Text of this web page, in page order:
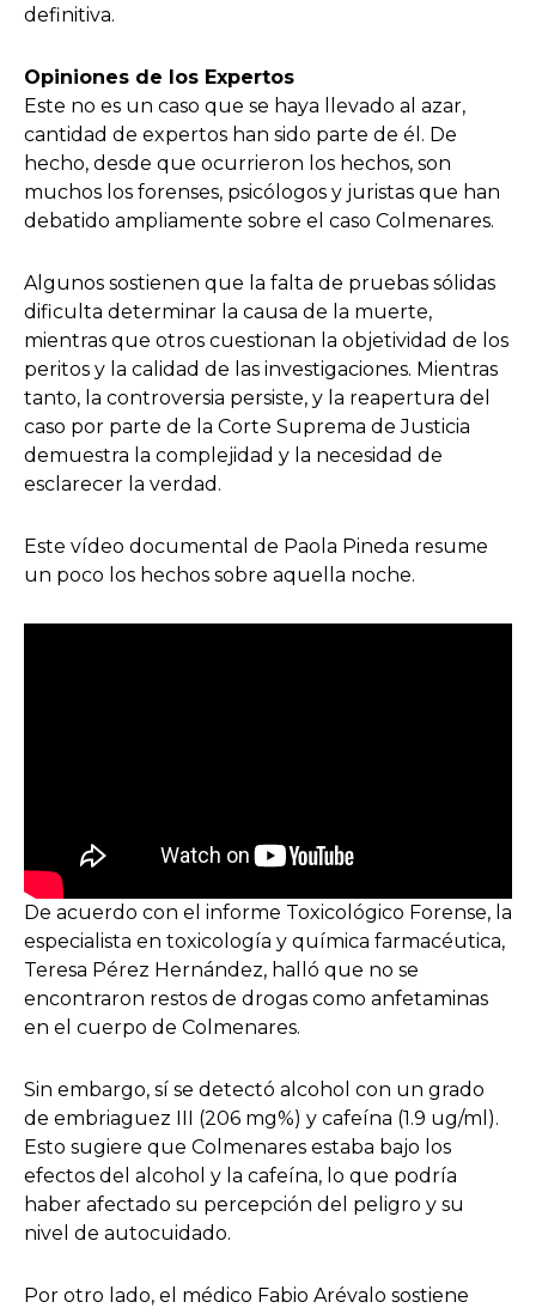
definitiva.
Opiniones de los Expertos
Este no es un caso que se haya llevado al azar,
cantidad de expertos han sido parte de él. De
hecho, desde que ocurrieron los hechos, son
muchos los forenses, psicólogos y juristas que han
debatido ampliamente sobre el caso Colmenares.
Algunos sostienen que la falta de pruebas sólidas
dificulta determinar la causa de la muerte,
mientras que otros cuestionan la objetividad de los
peritos y la calidad de las investigaciones. Mientras
tanto, la controversia persiste, y la reapertura del
caso por parte de la Corte Suprema de Justicia
demuestra la complejidad y la necesidad de
esclarecer la verdad.
Este vídeo documental de Paola Pineda resume
un poco los hechos sobre aquella noche.
De acuerdo con el informe Toxicológico Forense, la
especialista en toxicología y química farmacéutica,
Teresa Pérez Hernández, halló que no se
encontraron restos de drogas como anfetaminas
en el cuerpo de Colmenares.
Sin embargo, sí se detectó alcohol con un grado
de embriaguez III (206 mg%) y cafeína (1.9 ug/ml).
Esto sugiere que Colmenares estaba bajo los
efectos del alcohol y la cafeína, lo que podría
haber afectado su percepción del peligro y su
nivel de autocuidado.
Por otro lado, el médico Fabio Arévalo sostiene